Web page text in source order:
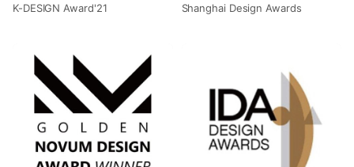
K-DESIGN Award'21 Shanghai Design Awards